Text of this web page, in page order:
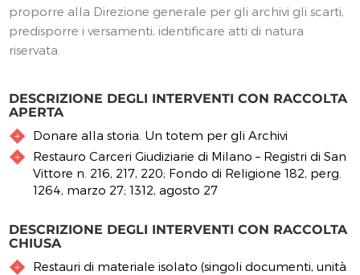
proporre alla Direzione generale per gli archivi gli scarti,
predisporre i versamenti, identificare atti di natura
riservata.
DESCRIZIONE DEGLI INTERVENTI CON RACCOLTA
APERTA
Donare alla storia. Un totem per gli Archivi
Restauro Carceri Giudiziarie di Milano – Registri di San
Vittore n. 216, 217, 220; Fondo di Religione 182, perg.
1264, marzo 27; 1312, agosto 27
DESCRIZIONE DEGLI INTERVENTI CON RACCOLTA
CHIUSA
Restauri di materiale isolato (singoli documenti, unità